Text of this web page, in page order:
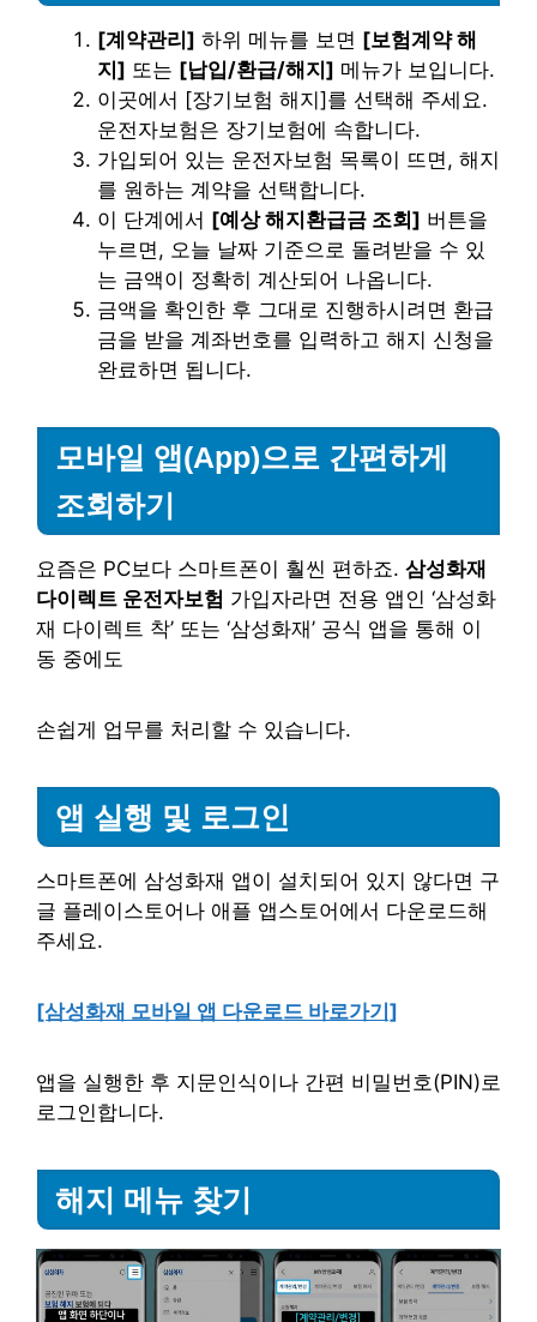
[계약관리] 하위 메뉴를 보면 [보험계약 해
지] 또는 [납입/환급/해지] 메뉴가 보입니다.
이곳에서 [장기보험 해지]를 선택해 주세요.
운전자보험은 장기보험에 속합니다.
가입되어 있는 운전자보험 목록이 뜨면, 해지
를 원하는 계약을 선택합니다.
이 단계에서 [예상 해지환급금 조회] 버튼을
누르면, 오늘 날짜 기준으로 돌려받을 수 있
는 금액이 정확히 계산되어 나옵니다.
금액을 확인한 후 그대로 진행하시려면 환급
금을 받을 계좌번호를 입력하고 해지 신청을
완료하면 됩니다.
모바일 앱(App)으로 간편하게
조회하기
요즘은 PC보다 스마트폰이 훨씬 편하죠. 삼성화재
다이렉트 운전자보험 가입자라면 전용 앱인 ‘삼성화
재 다이렉트 착’ 또는 ‘삼성화재’ 공식 앱을 통해 이
동 중에도
손쉽게 업무를 처리할 수 있습니다.
앱 실행 및 로그인
스마트폰에 삼성화재 앱이 설치되어 있지 않다면 구
글 플레이스토어나 애플 앱스토어에서 다운로드해
주세요.
[삼성화재 모바일 앱 다운로드 바로가기]
앱을 실행한 후 지문인식이나 간편 비밀번호(PIN)로
로그인합니다.
해지 메뉴 찾기